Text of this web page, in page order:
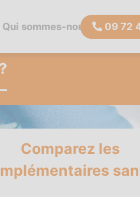
Qui sommes-nous ? 09 72
Comparez les